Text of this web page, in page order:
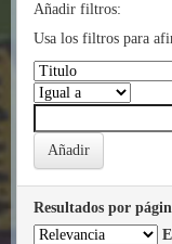
Añadir filtros:
Usa los filtros para
Resultados por